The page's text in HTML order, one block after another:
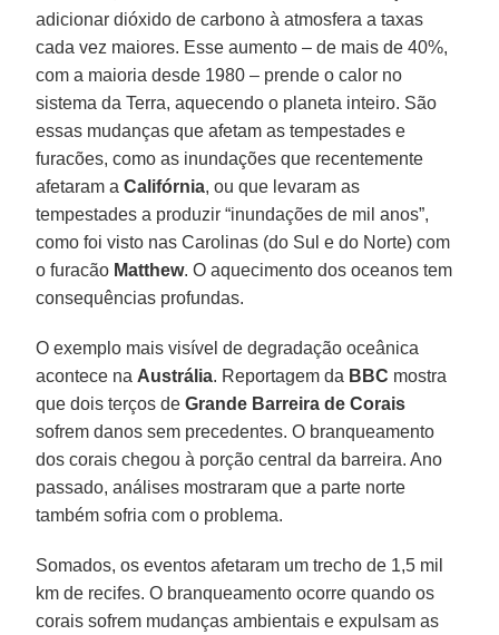
adicionar dióxido de carbono à atmosfera a taxas
cada vez maiores. Esse aumento – de mais de 40%,
com a maioria desde 1980 – prende o calor no
sistema da Terra, aquecendo o planeta inteiro. São
essas mudanças que afetam as tempestades e
furacões, como as inundações que recentemente
afetaram aCalifórnia, ou que levaram as
tempestades a produzir “inundações de mil anos”,
como foi visto nas Carolinas (do Sul e do Norte) com
o furacão Matthew. O aquecimento dos oceanos tem
consequências profundas.
O exemplo mais visível de degradação oceânica
acontece na Austrália. Reportagem da BBC mostra
que dois terços deGrande Barreira de Corais
sofrem danos sem precedentes. O branqueamento
dos corais chegou à porção central da barreira. Ano
passado, análises mostraram que a parte norte
também sofria com o problema.
Somados, os eventos afetaram um trecho de 1,5 mil
km de recifes. O branqueamento ocorre quando os
corais sofrem mudanças ambientais e expulsam as